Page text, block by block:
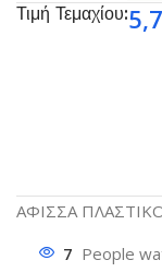
Τιμή Τεμαχίου:
ΑΦΙΣΣΑ
7 People